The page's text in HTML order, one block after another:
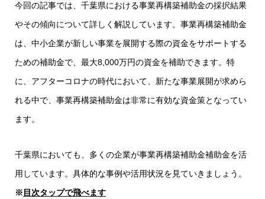
今回の記事では、千葉県における事業再構築補助金の採択結果
やその傾向について詳しく解説しています。事業再構築補助金
は、中小企業が新しい事業を展開する際の資金をサポートする
ための補助金で、最大8,000万円の資金を補助できます。特
に、アフターコロナの時代において、新たな事業展開が求めら
れる中で、事業再構築補助金は非常に有効な資金策となってい
ます。
千葉県においても、多くの企業が事業再構築補助金補助金を活
用しています。具体的な事例や活用状況を見ていきましょう。
※ 目次タップで飛べます